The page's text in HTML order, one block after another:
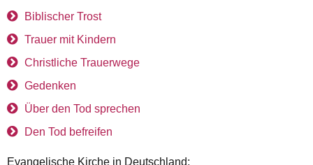
Biblischer Trost
Trauer mit Kindern
Christliche Trauerwege
Gedenken
Über den Tod sprechen
Den Tod befreifen
Evangelische Kirche in Deutschland: